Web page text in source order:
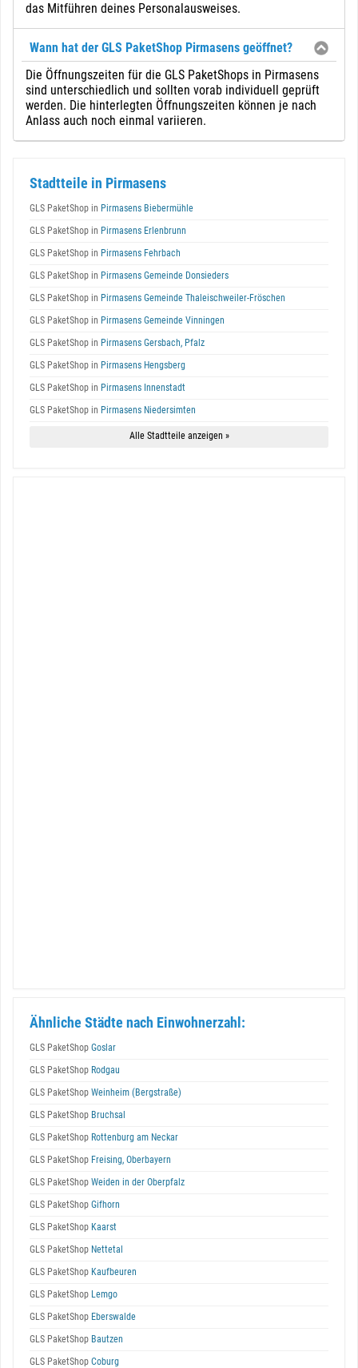
das Mitführen deines Personalausweises.
Wann hat der GLS PaketShop Pirmasens geöffnet?
Die Öffnungszeiten für die GLS PaketShops in Pirmasens
sind unterschiedlich und sollten vorab individuell geprüft
werden. Die hinterlegten Öffnungszeiten können je nach
Anlass auch noch einmal variieren.
Stadtteile in Pirmasens
GLS PaketShop in Pirmasens Biebermühle
GLS PaketShop in Pirmasens Erlenbrunn
GLS PaketShop in Pirmasens Fehrbach
GLS PaketShop in Pirmasens Gemeinde Donsieders
GLS PaketShop in Pirmasens Gemeinde Thaleischweiler-Fröschen
GLS PaketShop in Pirmasens Gemeinde Vinningen
GLS PaketShop in Pirmasens Gersbach, Pfalz
GLS PaketShop in Pirmasens Hengsberg
GLS PaketShop in Pirmasens Innenstadt
GLS PaketShop in Pirmasens Niedersimten
Alle Stadtteile anzeigen »
Ähnliche Städte nach Einwohnerzahl:
GLS PaketShop Goslar
GLS PaketShop Rodgau
GLS PaketShop Weinheim (Bergstraße)
GLS PaketShop Bruchsal
GLS PaketShop Rottenburg am Neckar
GLS PaketShop Freising, Oberbayern
GLS PaketShop Weiden in der Oberpfalz
GLS PaketShop Gifhorn
GLS PaketShop Kaarst
GLS PaketShop Nettetal
GLS PaketShop Kaufbeuren
GLS PaketShop Lemgo
GLS PaketShop Eberswalde
GLS PaketShop Bautzen
GLS PaketShop Coburg